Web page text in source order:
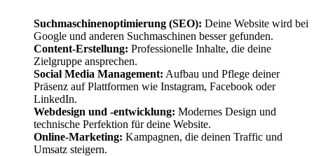
Suchmaschinenoptimierung (SEO): Deine Website wird bei
Google und anderen Suchmaschinen besser gefunden.
Content-Erstellung: Professionelle Inhalte, die deine
Zielgruppe ansprechen.
Social Media Management: Aufbau und Pflege deiner
Präsenz auf Plattformen wie Instagram, Facebook oder
LinkedIn.
Webdesign und -entwicklung: Modernes Design und
technische Perfektion für deine Website.
Online-Marketing: Kampagnen, die deinen Traffic und
Umsatz steigern.